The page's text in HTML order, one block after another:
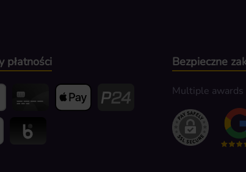
płatności Bezpieczne
Multiple awards